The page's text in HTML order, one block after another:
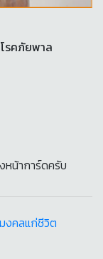
รคภัยพาล
น้าการ์ดครับ